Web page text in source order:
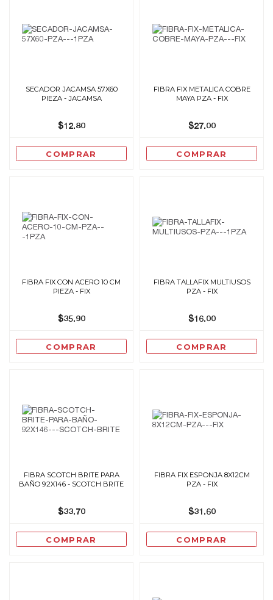
SECADOR JACAMSA 57X60
PIEZA - JACAMSA
$12.80
COMPRAR
FIBRA FIX METALICA COBRE
MAYA PZA - FIX
$27.00
COMPRAR
FIBRA FIX CON ACERO 10 CM
PIEZA - FIX
$35.90
COMPRAR
FIBRA TALLAFIX MULTIUSOS
PZA - FIX
$16.00
COMPRAR
FIBRA SCOTCH BRITE PARA
BAÑO 92X146 - SCOTCH BRITE
$33.70
COMPRAR
FIBRA FIX ESPONJA 8X12CM
PZA - FIX
$31.60
COMPRAR